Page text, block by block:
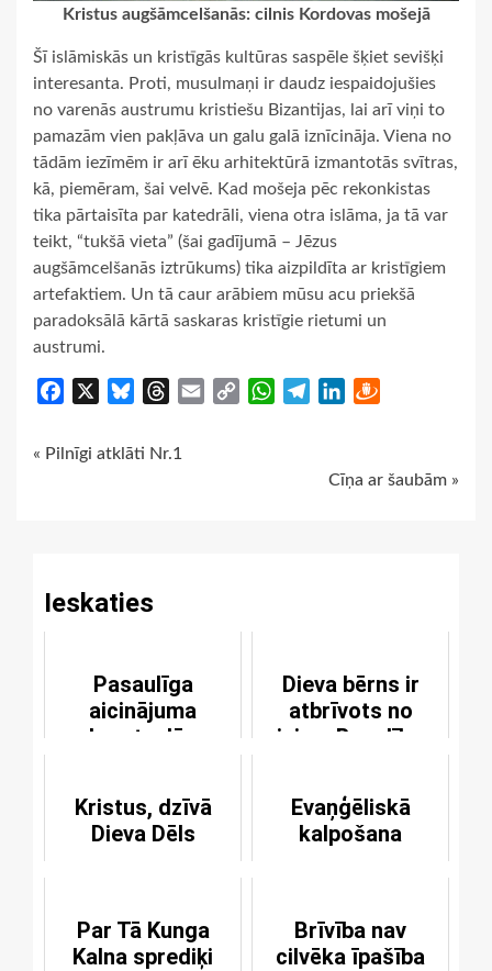
Kristus augšāmcelšanās: cilnis Kordovas mošejā
Šī islāmiskās un kristīgās kultūras saspēle šķiet sevišķi
interesanta. Proti, musulmaņi ir daudz iespaidojušies
no varenās austrumu kristiešu Bizantijas, lai arī viņi to
pamazām vien pakļāva un galu galā iznīcināja. Viena no
tādām iezīmēm ir arī ēku arhitektūrā izmantotās svītras,
kā, piemēram, šai velvē. Kad mošeja pēc rekonkistas
tika pārtaisīta par katedrāli, viena otra islāma, ja tā var
teikt, “tukšā vieta” (šai gadījumā – Jēzus
augšāmcelšanās iztrūkums) tika aizpildīta ar kristīgiem
artefaktiem. Un tā caur arābiem mūsu acu priekšā
paradoksālā kārtā saskaras kristīgie rietumi un
austrumi.
Facebook BlueskyThreads
Email
Copy
WhatsApp
TelegramLinkedIn
Continue
« Pilnīgi atklāti Nr.1
Cīņa ar šaubām »
Ieskaties
Pasaulīga
aicinājuma
krustcelēs
Dieva bērns ir
atbrīvots no
visiem Bauslības
Kristus, dzīvā
Dieva Dēls
Evaņģēliskā
kalpošana
Par Tā Kunga
Kalna sprediķi
Brīvība nav
cilvēka īpašība